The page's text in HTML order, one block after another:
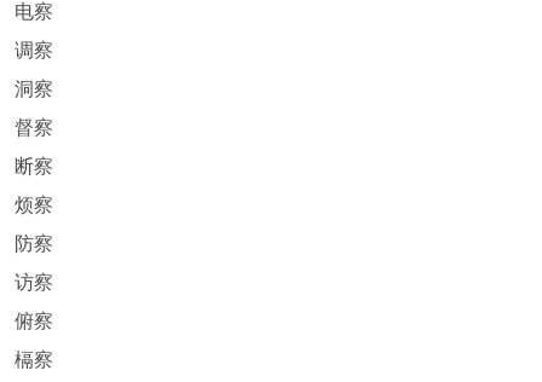
电察
调察
洞察
督察
断察
烦察
防察
访察
俯察
槅察